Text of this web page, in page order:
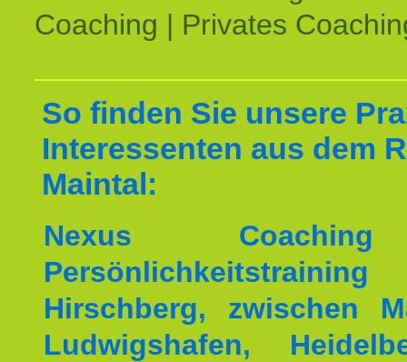
Coaching | Privates
So finden Sie unsere
Interessenten aus dem
Maintal:
Nexus
Hirschberg, zwischen
Ludwigshafen,